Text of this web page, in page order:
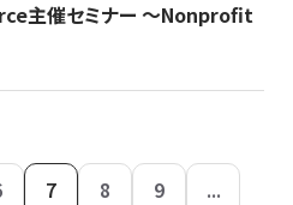
主催セミナー 〜Nonprofit
7 8 9
...